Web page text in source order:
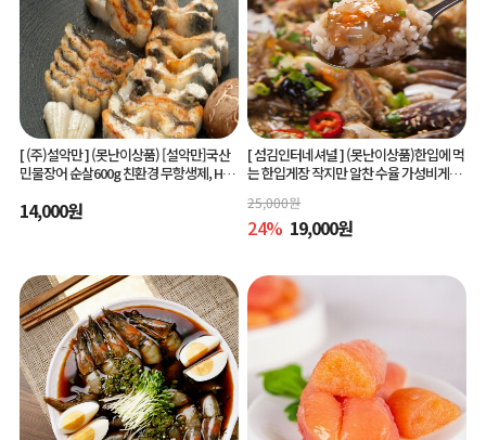
[ (주)설악만 ](못난이상품) [설악만]국산
민물장어 순살600g 친환경 무항생제, HAC
14,000원
[ 섬김인터네셔널 ](못난이상품)한입에 먹
는 한입게장 작지만 알찬 수율 가성비게장
씨한입게장
25,000원
24% 19,000원